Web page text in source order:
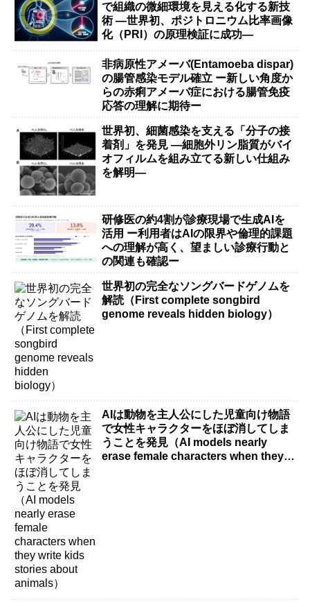
で組織の微細環境を見える化する新技
術 ―世界初、ポジトロニウム比率画像
化（PRI）の原理検証に成功―
非病原性アメーバ(Entamoeba dispar)
の腸管感染モデル確立 ー新しい角度か
らの赤痢アメーバ症における腸管免疫
応答の理解に期待ー
世界初、細菌感染を支える「分子の接
着剤」を発見 ―細胞外リン脂質がバイ
オフィルムを組み立てる新しい仕組み
を解明―
研修医の約4割が診療現場で生成AIを
活用 ー利用者はAIの限界や倫理的課題
への理解が高く、望ましい診療行動と
の関連も確認ー
世界初の完全なソングバードゲノムを
解読（First complete songbird
genome reveals hidden biology）
AIは動物を主人公にした児童向け物語
で女性キャラクターをほぼ消してしま
うことを発見（AI models nearly
erase female characters when they